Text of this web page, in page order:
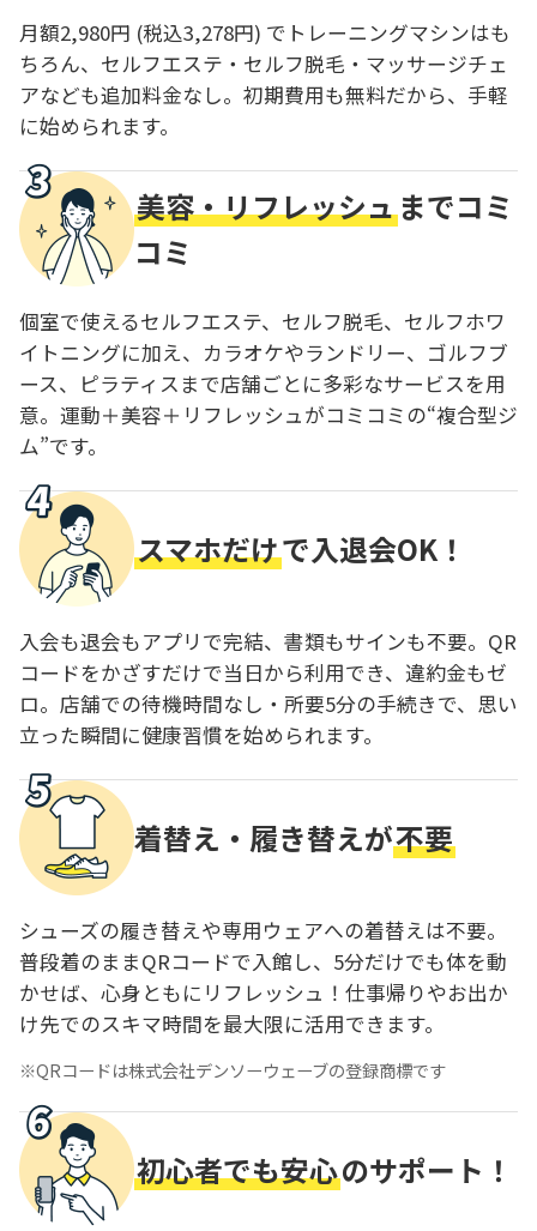
月額2,980円 (税込3,278円) でトレーニングマシンはも
ちろん、セルフエステ・セルフ脱毛・マッサージチェ
アなども追加料金なし。初期費用も無料だから、手軽
に始められます。
美容・リフレッシュまでコミ
コミ
個室で使えるセルフエステ、セルフ脱毛、セルフホワ
イトニングに加え、カラオケやランドリー、ゴルフブ
ース、ピラティスまで店舗ごとに多彩なサービスを用
意。運動＋美容＋リフレッシュがコミコミの“複合型ジ
ム”です。
スマホだけで入退会OK！
入会も退会もアプリで完結、書類もサインも不要。QR
コードをかざすだけで当日から利用でき、違約金もゼ
ロ。店舗での待機時間なし・所要5分の手続きで、思い
立った瞬間に健康習慣を始められます。
着替え・履き替えが不要
シューズの履き替えや専用ウェアへの着替えは不要。
普段着のままQRコードで入館し、5分だけでも体を動
かせば、心身ともにリフレッシュ！仕事帰りやお出か
け先でのスキマ時間を最大限に活用できます。
QRコードは株式会社デンソーウェーブの登録商標です
初心者でも安心のサポート！